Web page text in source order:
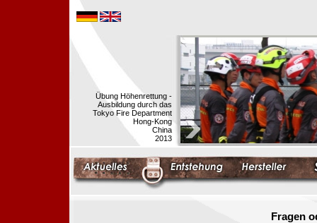
Übung Höhenrettung -
Ausbildung durch das
Tokyo Fire Department
Hong-Kong
China
2013
Fragen